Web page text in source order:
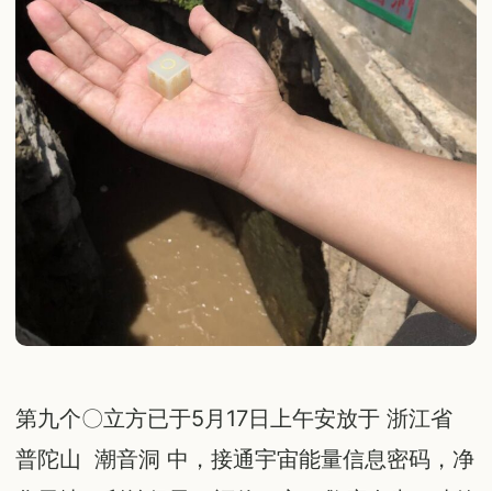
第九个〇立方已于5月17日上午安放于 浙江省
普陀山 潮音洞 中，接通宇宙能量信息密码，净